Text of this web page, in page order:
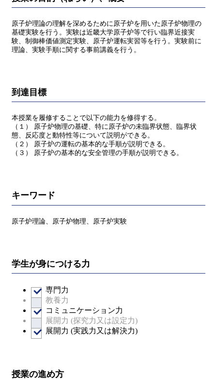
原子炉理論の理解を深めるために原子炉を用いた原子炉物理の
基礎実験を行う。実験は近畿大学原子炉等で行い臨界近接実
験、制御棒価値測定実験、原子炉運転実習等を行う。実験前に
理論、実験手順に関する事前講義を行う。
到達目標
本授業を履修することで以下の能力を修得する。
（１） 原子炉物理の基礎、特に原子炉の未臨界状態、臨界状
態、反応度と動特性等について説明ができる。
（２） 原子炉の運転の基本的な手順が説明できる。
（３） 原子炉の基本的な安全管理の手順が説明できる。
キーワード
原子炉理論、原子炉物理、原子炉実験
学生が身につける力
専門力
教養力
コミュニケーション力
展開力 (探究力又は設定力)
展開力 (実践力又は解決力)
授業の進め方